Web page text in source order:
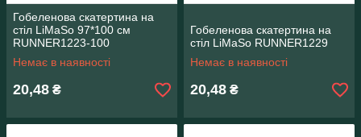
Гобеленова скатертина на
стіл LiMaSo 97*100 см
RUNNER1223-100
Немає в наявності
20,48 ₴
Гобеленова скатертина на
стіл LiMaSo RUNNER1229
Немає в наявності
20,48 ₴